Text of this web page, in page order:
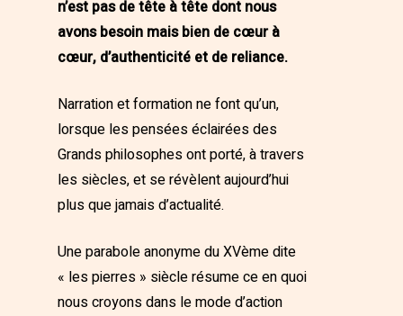
n’est pas de tête à tête dont nous
avons besoin mais bien de cœur à
cœur, d’authenticité et de reliance.
Narration et formation ne font qu’un,
lorsque les pensées éclairées des
Grands philosophes ont porté, à travers
les siècles, et se révèlent aujourd’hui
plus que jamais d’actualité.
Une parabole anonyme du XVème dite
« les pierres » siècle résume ce en quoi
nous croyons dans le mode d’action